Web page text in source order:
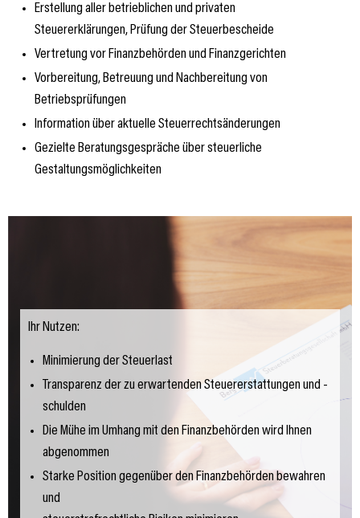
Erstellung aller betrieblichen und privaten
Steuererklärungen, Prüfung der Steuerbescheide
Vertretung vor Finanzbehörden und Finanzgerichten
Vorbereitung, Betreuung und Nachbereitung von
Betriebsprüfungen
Information über aktuelle Steuerrechtsänderungen
Gezielte Beratungsgespräche über steuerliche
Gestaltungsmöglichkeiten
Ihr Nutzen:
Minimierung der Steuerlast
Transparenz der zu erwartenden Steuererstattungen und -
schulden
Die Mühe im Umhang mit den Finanzbehörden wird Ihnen
abgenommen
Starke Position gegenüber den Finanzbehörden bewahren
und